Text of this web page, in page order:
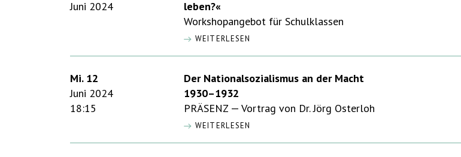
Juni 2024
leben?«
Workshopangebot für Schulklassen
WEITERLESEN
Mi. 12
Juni 2024
18:15
Der Nationalsozialismus an der Macht
1930–1932
PRÄSENZ — Vortrag von Dr. Jörg Osterloh
WEITERLESEN